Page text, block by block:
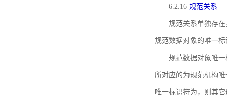
6.2.16 规范关系
规范关系单独存
规范数据对象的唯一
规范数据对象唯一
所对应的为规范机构
唯一标识符为，则其